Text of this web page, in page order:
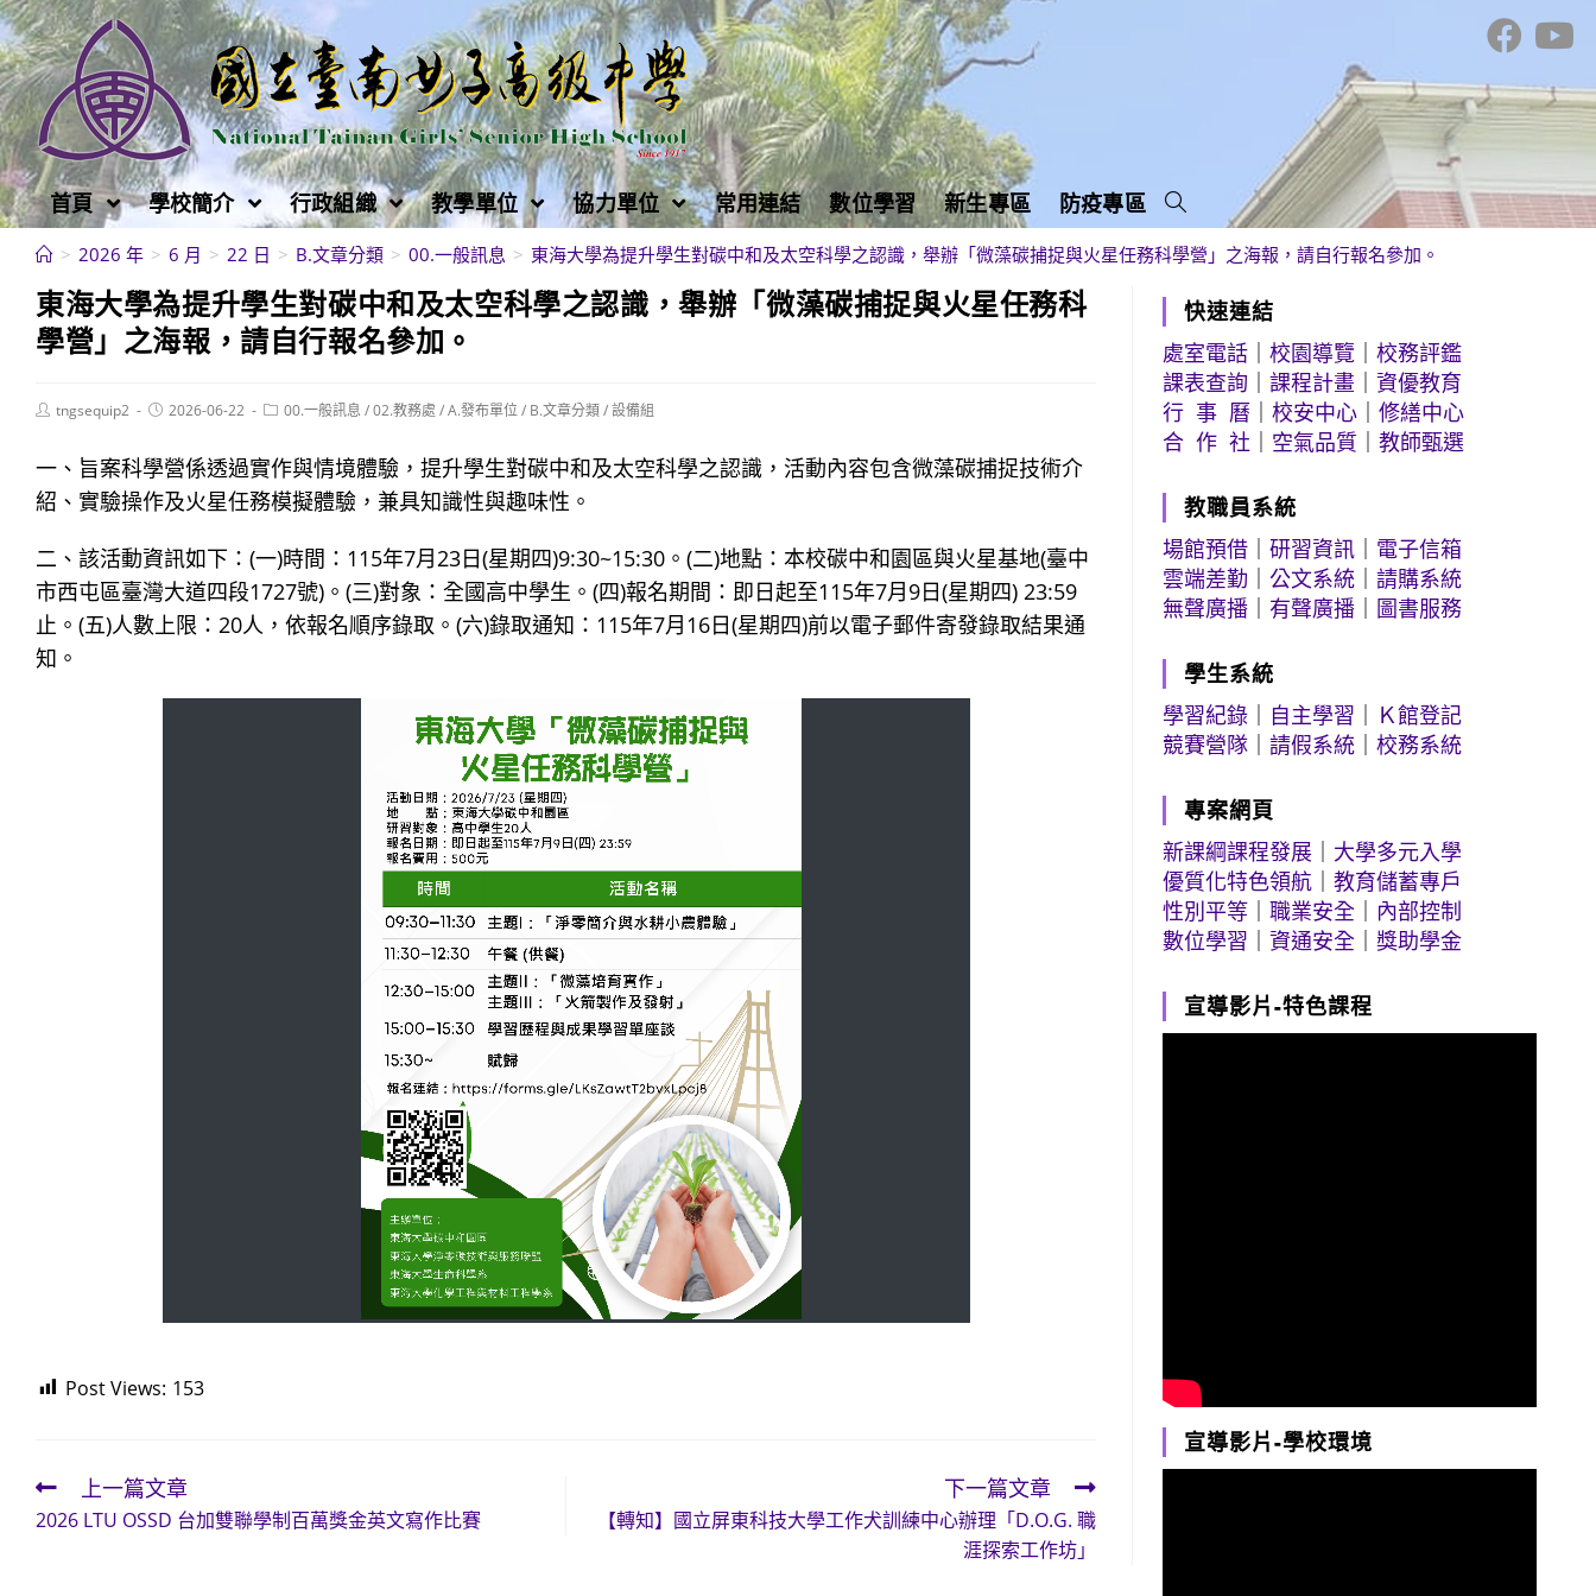
跳
轉
至
主
要
內
容
首頁 學校簡介 行政組織 教學單位 協力單位 常用連結 數位學習 新生專區 防疫專區
> 2026 年 > 6 月 > 22 日 > B.文章分類 > 00.一般訊息 > 東海大學為提升學生對碳中和及太空科學之認識，舉辦「微藻碳捕捉與火星任務科學營」之海報，請自行報名參加。
東海大學為提升學生對碳中和及太空科學之認識，舉辦「微藻碳捕捉與火星任務科
學營」之海報，請自行報名參加。
Posttngsequip2
Post2026-06-22
Post00.一般訊息 /02.教務處 /A.發布單位/ B.文章分類/設備組
一、旨案科學營係透過實作與情境體驗，提升學生對碳中和及太空科學之認識，活動內容包含微藻碳捕捉技術介
紹、實驗操作及火星任務模擬體驗，兼具知識性與趣味性。
二、該活動資訊如下：(一)時間：115年7月23日(星期四)9:30~15:30。(二)地點：本校碳中和園區與火星基地(臺中
市西屯區臺灣大道四段1727號)。(三)對象：全國高中學生。(四)報名期間：即日起至115年7月9日(星期四) 23:59
止。(五)人數上限：20人，依報名順序錄取。(六)錄取通知：115年7月16日(星期四)前以電子郵件寄發錄取結果通
知。
Post Views: 153
Read
more
上一篇文章
2026 LTU OSSD 台加雙聯學制百萬獎金英文寫作比賽
下一篇文章
【轉知】國立屏東科技大學工作犬訓練中心辦理「D.O.G. 職
涯探索工作坊」
快速連結
處室電話 ｜校園導覽 ｜校務評鑑
課表查詢 ｜課程計畫 ｜資優教育
行 事 曆 ｜校安中心 ｜修繕中心
合 作 社
空氣品質 ｜教師甄選
教職員系統
場館預借 ｜研習資訊
電子信箱
雲端差勤 ｜公文系統 ｜請購系統
無聲廣播
有聲廣播 圖書服務
學生系統
學習紀錄
自主學習
Ｋ館登記
競賽營隊 ｜請假系統 ｜校務系統
專案網頁
新課綱課程發展
大學多元入學
優質化特色領航 ｜教育儲蓄專戶
性別平等 ｜職業安全
內部控制
數位學習 ｜資通安全 ｜獎助學金
宣導影片-特色課程
宣導影片-學校環境